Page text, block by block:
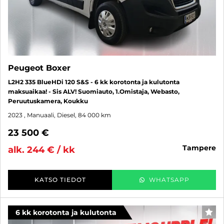
Peugeot Boxer
L2H2 335 BlueHDi 120 S&S - 6 kk korotonta ja kulutonta
maksuaikaa! - Sis ALV! Suomiauto, 1.Omistaja, Webasto,
Peruutuskamera, Koukku
2023 , Manuaali, Diesel, 84 000 km
23 500 €
alk. 244 € / kk
tampere
KATSO TIEDOT WHATSAPP
6 kk korotonta ja kulutonta